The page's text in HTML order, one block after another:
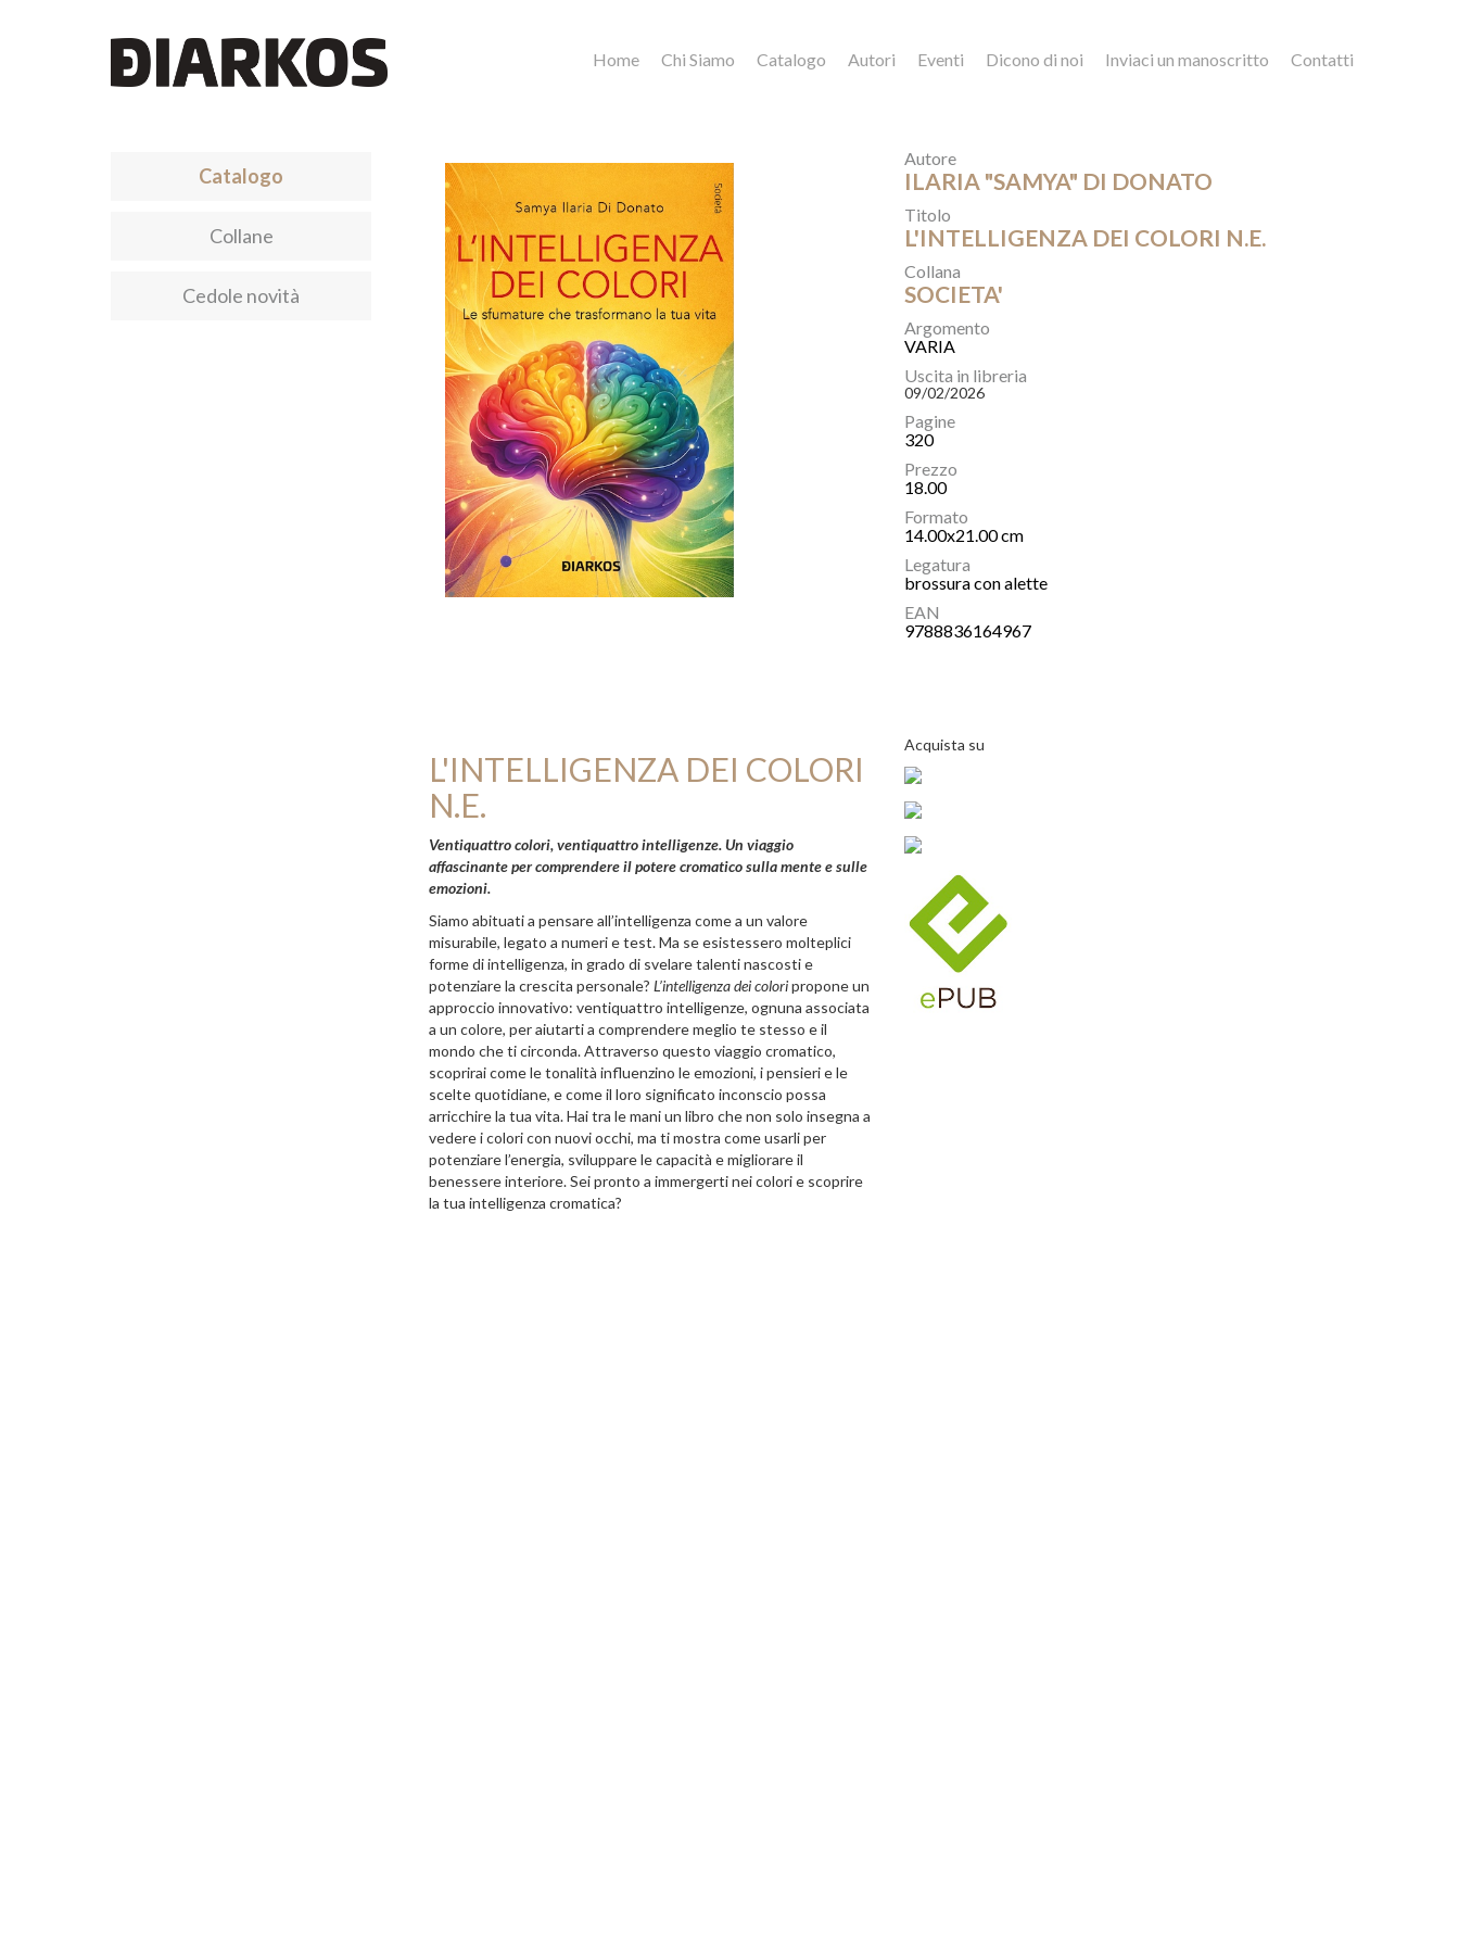
Home Chi Siamo Catalogo Autori Eventi Dicono di noi Inviaci un manoscritto Contatti
Catalogo
Collane
Cedole novità
Autore
ILARIA "SAMYA" DI DONATO
Titolo
L'INTELLIGENZA DEI COLORI N.E.
Collana
SOCIETA'
Argomento
VARIA
Uscita in libreria
09/02/2026
Pagine
320
Prezzo
18.00
Formato
14.00x21.00 cm
Legatura
brossura con alette
EAN
9788836164967
L'INTELLIGENZA DEI COLORI
N.E.
Ventiquattro colori, ventiquattro intelligenze. Un viaggio
affascinante per comprendere il potere cromatico sulla mente e sulle
emozioni.
Siamo abituati a pensare all’intelligenza come a un valore
misurabile, legato a numeri e test. Ma se esistessero molteplici
forme di intelligenza, in grado di svelare talenti nascosti e
potenziare la crescita personale? L’intelligenza dei coloripropone un
approccio innovativo: ventiquattro intelligenze, ognuna associata
a un colore, per aiutarti a comprendere meglio te stesso e il
mondo che ti circonda. Attraverso questo viaggio cromatico,
scoprirai come le tonalità influenzino le emozioni, i pensieri e le
scelte quotidiane, e come il loro significato inconscio possa
arricchire la tua vita. Hai tra le mani un libro che non solo insegna a
vedere i colori con nuovi occhi, ma ti mostra come usarli per
potenziare l’energia, sviluppare le capacità e migliorare il
benessere interiore. Sei pronto a immergerti nei colori e scoprire
la tua intelligenza cromatica?
Acquista su